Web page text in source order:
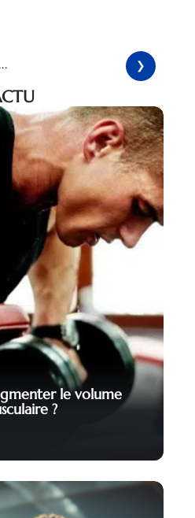
le volume
?